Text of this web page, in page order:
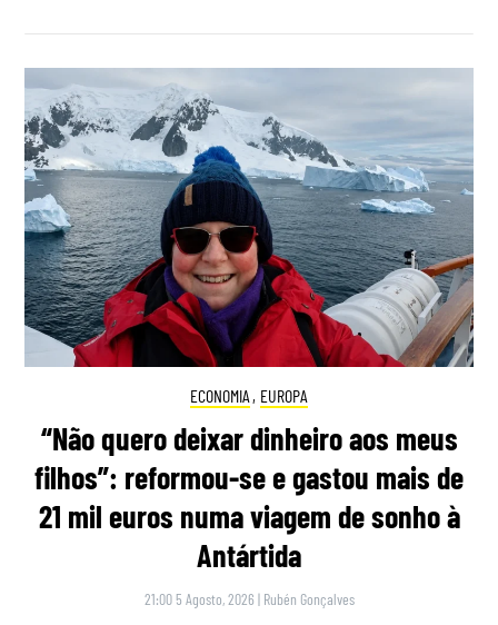
ECONOMIA , EUROPA
“Não quero deixar dinheiro aos meus
filhos”: reformou-se e gastou mais de
21 mil euros numa viagem de sonho à
Antártida
21:00 5 Agosto, 2026 | Rubén Gonçalves